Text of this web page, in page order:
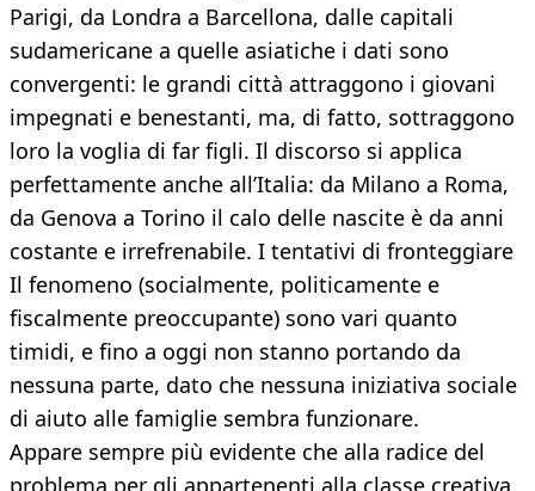
Parigi, da Londra a Barcellona, dalle capitali
sudamericane a quelle asiatiche i dati sono
convergenti: le grandi città attraggono i giovani
impegnati e benestanti, ma, di fatto, sottraggono
loro la voglia di far figli. Il discorso si applica
perfettamente anche all’Italia: da Milano a Roma,
da Genova a Torino il calo delle nascite è da anni
costante e irrefrenabile. I tentativi di fronteggiare
Il fenomeno (socialmente, politicamente e
fiscalmente preoccupante) sono vari quanto
timidi, e fino a oggi non stanno portando da
nessuna parte, dato che nessuna iniziativa sociale
di aiuto alle famiglie sembra funzionare.
Appare sempre più evidente che alla radice del
problema per gli appartenenti alla classe creativa